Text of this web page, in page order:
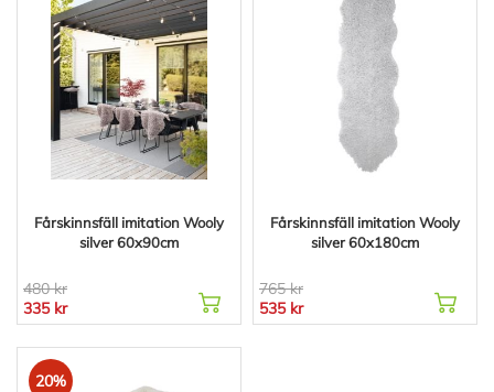
Fårskinnsfäll imitation Wooly
silver 60x90cm
480 kr
335 kr
Fårskinnsfäll imitation Wooly
silver 60x180cm
765 kr
535 kr
20%